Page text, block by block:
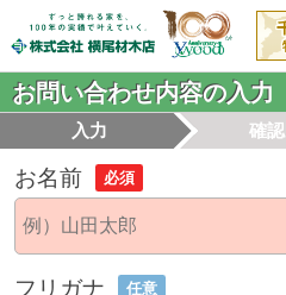
お問い合わせ内容の入力
入力 確認
お名前 必須
フリガナ 任意